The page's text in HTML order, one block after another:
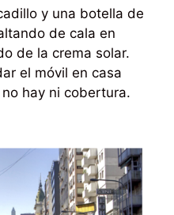
y una botella de
de cala en
de la crema solar.
el móvil en casa
hay ni cobertura.